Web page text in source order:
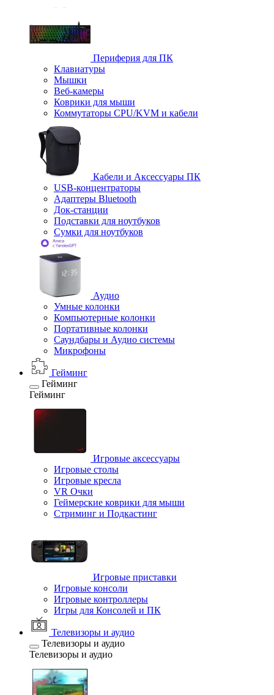
Периферия для ПК
Клавиатуры
Мышки
Веб-камеры
Коврики для мыши
Коммутаторы CPU/KVM и кабели
Кабели и Аксессуары ПК
USB-концентраторы
Адаптеры Bluetooth
Док-станции
Подставки для ноутбуков
Сумки для ноутбуков
Аудио
Умные колонки
Компьютерные колонки
Портативные колонки
Саундбары и Аудио системы
Микрофоны
Гейминг
Гейминг
Гейминг
Игровые аксессуары
Игровые столы
Игровые кресла
VR Очки
Геймерские коврики для мыши
Стриминг и Подкастинг
Игровые приставки
Игровые консоли
Игровые контроллеры
Игры для Консолей и ПК
Телевизоры и аудио
Телевизоры и аудио
Телевизоры и аудио